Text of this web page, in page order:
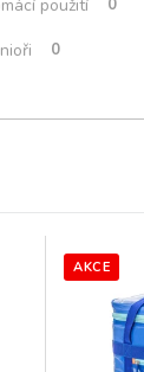
použití 0
0
AKCE